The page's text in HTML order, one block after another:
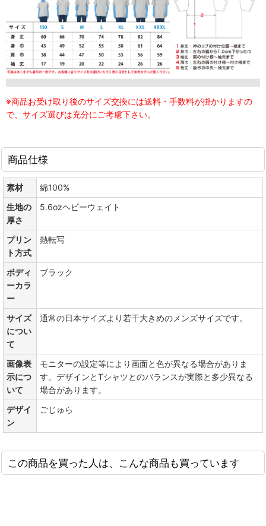
※商品お受け取り後のサイズ交換には送料・手数料が掛かりますの
で、サイズ選びは充分にご考慮下さい。
商品仕様
素材
綿100%
生地の
厚さ
5.6ozヘビーウェイト
プリン
ト方式
熱転写
ボディ
ーカラ
ー
ブラック
サイズ
につい
て
通常の日本サイズより若干大きめのメンズサイズです。
画像表
示につ
いて
モニターの設定等により画面と色が異なる場合がありま
す。デザインとTシャツとのバランスが実際と多少異なる
場合があります。
デザイ
ン
ごじゅら
この商品を買った人は、こんな商品も買っています